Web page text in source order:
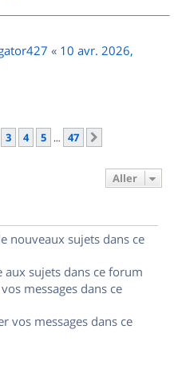
« 10 avr. 2026,
3 4 5 … 47
Aller
nouveaux sujets dans ce
aux sujets dans ce forum
messages dans ce
vos messages dans ce